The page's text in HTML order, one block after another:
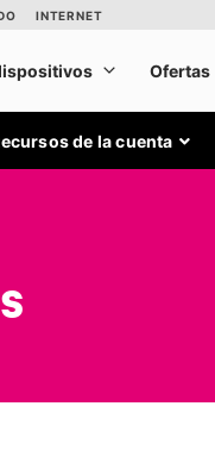
de la cuenta